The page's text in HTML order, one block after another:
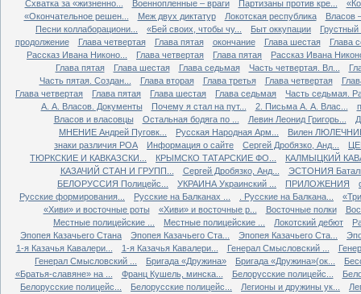
Схватка за «жизненно...
Военнопленные – враги Партизаны против кре...
«Окончательное решен...
Меж двух диктатур Локотская республика
Власов
Песни коллаборациони...
«Бей своих, чтобы чу... Быт оккупации
Грустный
продолжение
Глава четвертая Глава пятая окончание Глава шестая
Глава
Рассказ Ивана Никоно...
Глава четвертая Глава пятая
Рассказ Ивана
Глава пятая
Глава шестая Глава седьмая Часть четвертая. Вл...
Часть пятая. Создан...
Глава вторая Глава третья Глава четвертая
Глава четвертая
Глава пятая Глава шестая Глава седьмая
Часть седьмая.
А. А. Власов. Документы
Почему я стал на пут... 2. Письма А. А. Влас...
Власов и власовцы
Остальная бодяга по ... Левин Леонид Григорь...
МНЕНИЕ Андрей Пуговк...
Русская Народная Арм...
Вилен
знаки различия РОА
Информация о сайте Сергей Дробязко, Анд...
ТЮРКСКИЕ И КАВКАЗСКИ...
КРЫМСКО ТАТАРСКИЕ ФО...
КАЛМЫЦКИЙ
КАЗАЧИЙ СТАН И ГРУПП...
Сергей Дробязко, Анд...
ЭСТОНИЯ
БЕЛОРУССИЯ Полицейс...
УКРАИНА Украинский ... ПРИЛОЖЕНИЯ
Русские формирования...
Русские на Балканах ... . Русские на Балкана...
«Хиви» и восточные роты
«Хиви» и восточные р... Восточные полки
Местные полицейские ...
Местные полицейские ... Локотский дебют
Эпопея Казачьего Стана
Эпопея Казачьего Ста... Эпопея Казачьего Ста...
1-я Казачья Кавалери...
1-я Казачья Кавалери... Генерал Смысловский ...
Генерал Смысловский ...
Бригада «Дружина» Бригада «Дружина»(ок...
«Братья-славяне» на ...
Франц Кушель, минска... Белорусские полицейс...
Белорусские полицейс...
Белорусские полицейс... Легионы и дружины ук...